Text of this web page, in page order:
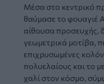
Μέσα στο κεντρικό
θαύμασε το φουαγιέ
αίθουσα προσευχής,
γεωμετρικά μοτίβα,
επιχρυσωμένες
πολυελαίους και το
χαλί στον κόσμο,